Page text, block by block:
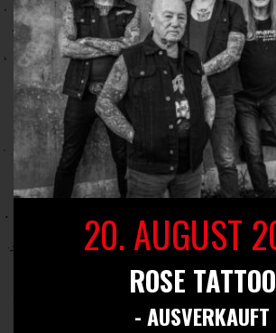
20. AUGUST
ROSE TATTOO
- AUSVERKAUFT